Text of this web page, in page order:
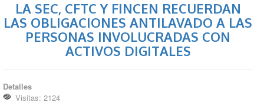
LA SEC, CFTC Y FINCEN RECUERDAN
LAS OBLIGACIONES ANTILAVADO A LAS
PERSONAS INVOLUCRADAS CON
ACTIVOS DIGITALES
Detalles
Visitas: 2124